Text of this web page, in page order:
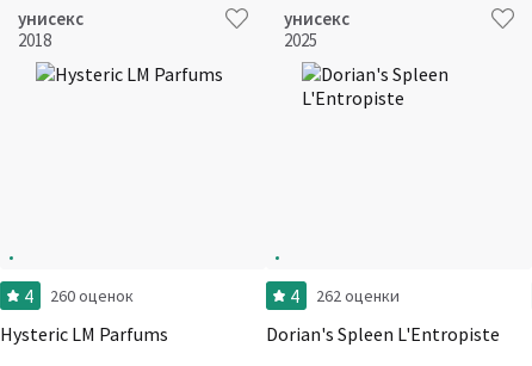
унисекс
2018
4 260 оценок
Hysteric LM Parfums
унисекс
2025
4 262 оценки
Dorian's Spleen L'Entropiste